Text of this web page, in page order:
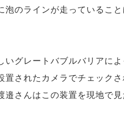
泡のラインが走っているこ
いグレートバブルバリアに
置されたカメラでチェック
邉さんはこの装置を現地で見